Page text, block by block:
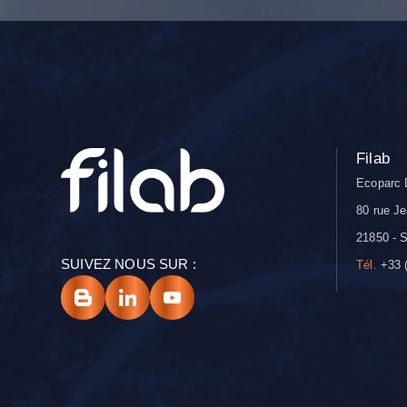
SUIVEZ NOUS SUR :
Filab
Ecoparc
80 rue
21850 -
Tél.
+33